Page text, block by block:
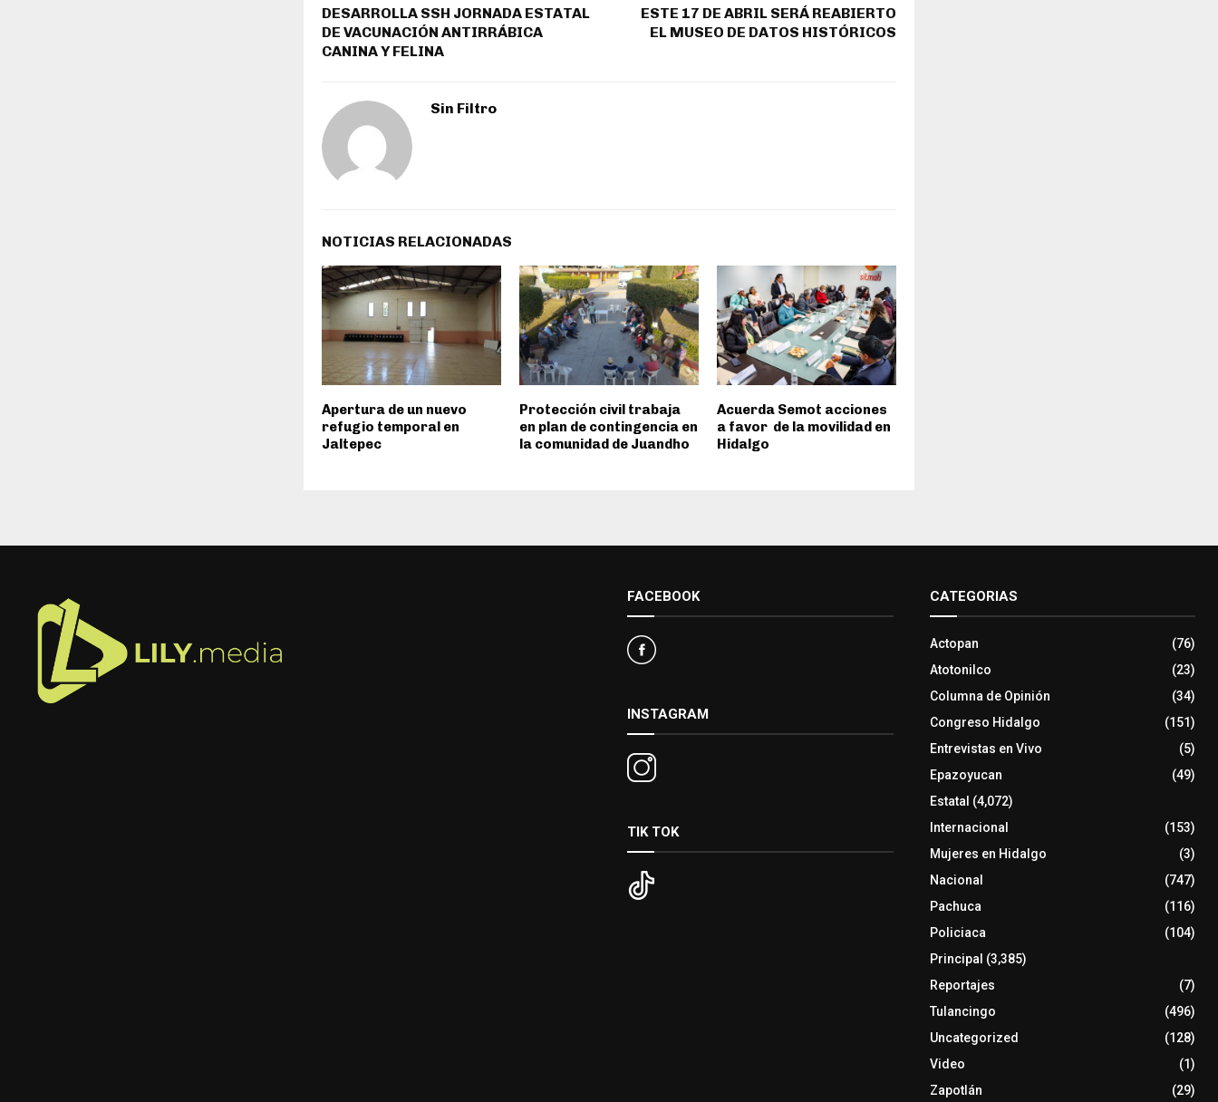
DESARROLLA SSH JORNADA ESTATAL
DE VACUNACIÓN ANTIRRÁBICA
CANINA Y FELINA
ESTE 17 DE ABRIL SERÁ REABIERTO
EL MUSEO DE DATOS HISTÓRICOS
Sin Filtro
NOTICIAS RELACIONADAS
Apertura de un nuevo
refugio temporal en
Jaltepec
Protección civil trabaja
en plan de contingencia en
la comunidad de Juandho
Acuerda Semot acciones
a favor de la movilidad en
Hidalgo
FACEBOOK
INSTAGRAM
TIK TOK
CATEGORIAS
Actopan
(76)
Atotonilco
(23)
Columna de Opinión
(34)
Congreso Hidalgo
(151)
Entrevistas en Vivo
(5)
Epazoyucan
(49)
Estatal (4,072)
Internacional
(153)
Mujeres en Hidalgo
(3)
Nacional
(747)
Pachuca
(116)
Policiaca
(104)
Principal (3,385)
Reportajes
(7)
Tulancingo
(496)
Uncategorized
(128)
Video
(1)
Zapotlán
(29)